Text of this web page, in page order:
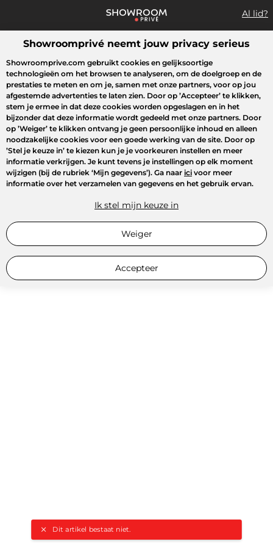
Al lid?
Wat zoek je?
Dit artikel bestaat niet.
Overzicht sales Sport Fashion Kids Beauty Lifestyle
Showroomprivé neemt jouw privacy serieus
Showroomprive.com gebruikt cookies en gelijksoortige
technologieën om het browsen te analyseren, om de doelgroep en de
prestaties te meten en om je, samen met onze partners, voor op jou
afgestemde advertenties te laten zien. Door op ’Accepteer’ te klikken,
stem je ermee in dat deze cookies worden opgeslagen en in het
bijzonder dat deze informatie wordt gedeeld met onze partners. Door
op ’Weiger’ te klikken ontvang je geen persoonlijke inhoud en alleen
noodzakelijke cookies voor een goede werking van de site. Door op
’Stel je keuze in’ te kiezen kun je je voorkeuren instellen en meer
informatie verkrijgen. Je kunt tevens je instellingen op elk moment
wijzigen (bij de rubriek ‘Mijn gegevens’). Ga naar ici voor meer
informatie over het verzamelen van gegevens en het gebruik ervan.
Ik stel mijn keuze in
Weiger
Accepteer